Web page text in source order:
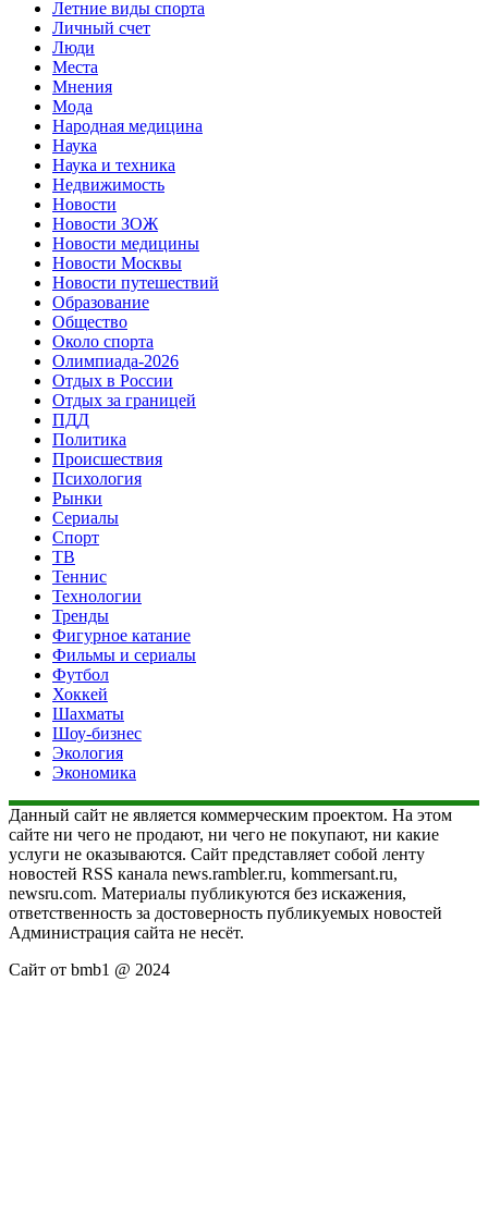
Летние виды спорта
Личный счет
Люди
Места
Мнения
Мода
Народная медицина
Наука
Наука и техника
Недвижимость
Новости
Новости ЗОЖ
Новости медицины
Новости Москвы
Новости путешествий
Образование
Общество
Около спорта
Олимпиада-2026
Отдых в России
Отдых за границей
ПДД
Политика
Происшествия
Психология
Рынки
Сериалы
Спорт
ТВ
Теннис
Технологии
Тренды
Фигурное катание
Фильмы и сериалы
Футбол
Хоккей
Шахматы
Шоу-бизнес
Экология
Экономика
Данный сайт не является коммерческим проектом. На этом
сайте ни чего не продают, ни чего не покупают, ни какие
услуги не оказываются. Сайт представляет собой ленту
новостей RSS канала news.rambler.ru, kommersant.ru,
newsru.com. Материалы публикуются без искажения,
ответственность за достоверность публикуемых новостей
Администрация сайта не несёт.
Сайт от bmb1 @ 2024